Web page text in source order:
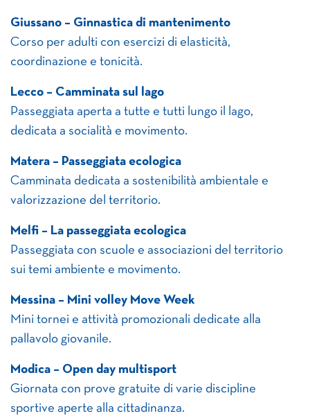
Giussano – Ginnastica di mantenimento
Corso per adulti con esercizi di elasticità,
coordinazione e tonicità.
Lecco – Camminata sul lago
Passeggiata aperta a tutte e tutti lungo il lago,
dedicata a socialità e movimento.
Matera – Passeggiata ecologica
Camminata dedicata a sostenibilità ambientale e
valorizzazione del territorio.
Melfi – La passeggiata ecologica
Passeggiata con scuole e associazioni del territorio
sui temi ambiente e movimento.
Messina – Mini volley Move Week
Mini tornei e attività promozionali dedicate alla
pallavolo giovanile.
Modica – Open day multisport
Giornata con prove gratuite di varie discipline
sportive aperte alla cittadinanza.